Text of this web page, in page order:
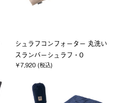
シュラフコンフォーター 丸洗い
スランバーシュラフ・0
￥7,920 (税込)